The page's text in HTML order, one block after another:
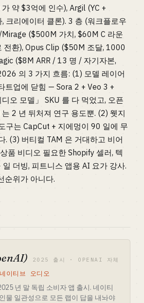
약 $3억에 인수), Argil (YC +
크리에이터 클론). 3 층 (워크플로우
($500M 가치, $60M C 라운
전환), Opus Clip ($50M 조달, 1000
($8M ARR / 13 명 / 자기자본,
의 3 가지 흐름: (1) 모델 레이어
트업에 닫힘 — Sora 2 + Veo 3 +
오 모델」 SKU 를 다 먹었고, 오픈
2 년 뒤처져 연구 용도뿐. (2) 웻지
구는 CapCut + 지에멍이 90 일에 무
. (3) 버티컬 TAM 은 거대하고 비어
품 비디오 필요한 Shopify 셀러, 텍
더빙, 피트니스 앱용 AI 요가 강사.
순위가 아니다.
2025 출시 · OPENAI 자체
티브 오디오
년 말 독립 소비자 앱 출시. 네이티
물 일관성으로 모든 랩이 답을 내놔야